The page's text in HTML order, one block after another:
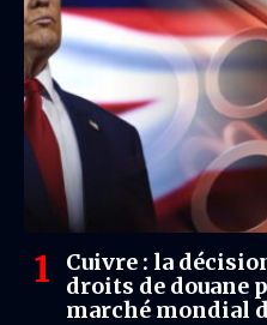
Cuivre : la
droits de douane
marché mondial